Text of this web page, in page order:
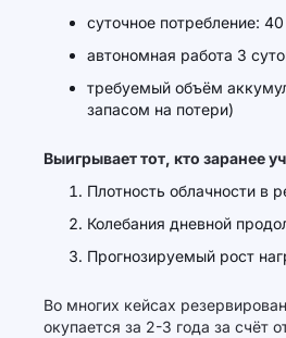
суточное потребление: 40
автономная работа 3
требуемый объём
запасом на потери)
Выигрывает тот, кто заранее
Плотность облачности в
Колебания дневной
Прогнозируемый рост
Во многих кейсах
окупается за 2-3 года за счёт